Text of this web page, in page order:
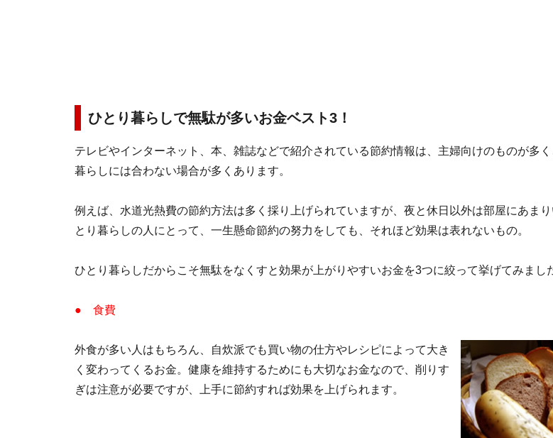
ひとり暮らしで無駄が多いお金ベスト3！
テレビやインターネット、本、雑誌などで紹介されている節約情報は、主婦向けのものが多く
暮らしには合わない場合が多くあります。
例えば、水道光熱費の節約方法は多く採り上げられていますが、夜と休日以外は部屋にあま
とり暮らしの人にとって、一生懸命節約の努力をしても、それほど効果は表れないもの。
ひとり暮らしだからこそ無駄をなくすと効果が上がりやすいお金を3つに絞って挙げてみまし
● 食費
外食が多い人はもちろん、自炊派でも買い物の仕方やレシピによって大き
く変わってくるお金。健康を維持するためにも大切なお金なので、削りす
ぎは注意が必要ですが、上手に節約すれば効果を上げられます。